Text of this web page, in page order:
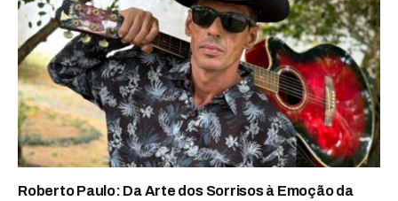
Roberto Paulo: Da Arte dos Sorrisos à Emoção da